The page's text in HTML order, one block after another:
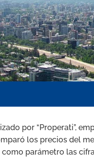
por “Properati”,
los precios del
como parámetro las